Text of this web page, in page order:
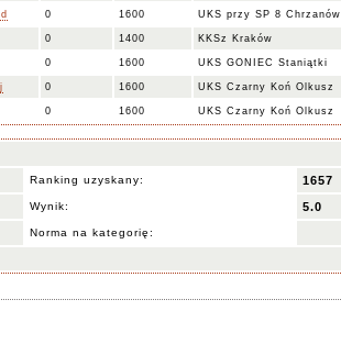
0 1600 UKS przy SP 8 Chrzanów
0 1400 KKSz Kraków
0 1600 UKS GONIEC Staniątki
0 1600 UKS Czarny Koń Olkusz
0 1600 UKS Czarny Koń Olkusz
Ranking uzyskany: 1657
Wynik: 5.0
Norma na kategorię: